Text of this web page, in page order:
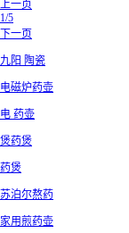
上一页
1/5
下一页
九阳 陶瓷
电磁炉药壶
电 药壶
煲药煲
药煲
苏泊尔熬药
家用煎药壶